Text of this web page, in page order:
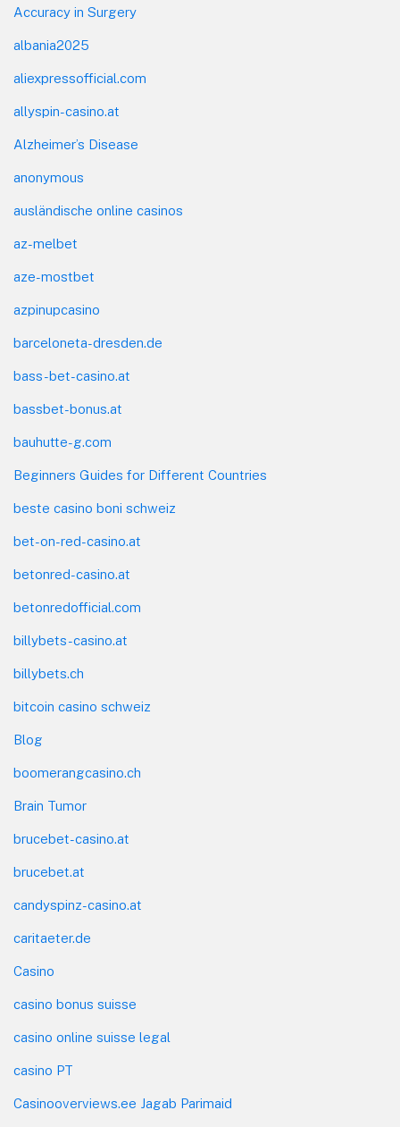
Accuracy in Surgery
albania2025
aliexpressofficial.com
allyspin-casino.at
Alzheimer’s Disease
anonymous
ausländische online casinos
az-melbet
aze-mostbet
azpinupcasino
barceloneta-dresden.de
bass-bet-casino.at
bassbet-bonus.at
bauhutte-g.com
Beginners Guides for Different Countries
beste casino boni schweiz
bet-on-red-casino.at
betonred-casino.at
betonredofficial.com
billybets-casino.at
billybets.ch
bitcoin casino schweiz
Blog
boomerangcasino.ch
Brain Tumor
brucebet-casino.at
brucebet.at
candyspinz-casino.at
caritaeter.de
Casino
casino bonus suisse
casino online suisse legal
casino PT
Casinooverviews.ee Jagab Parimaid